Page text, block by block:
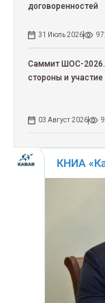
договоренностей
31 Июль 2026
Саммит ШОС-2026.
стороны и
03 Август 2026